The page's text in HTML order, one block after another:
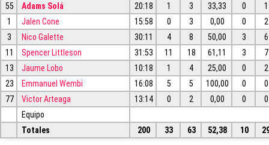
55
Adams Solá 20:18 1 3 33,33 0
1
1
Jalen Cone 15:58 0 3 0,00 0
2
3
Nico Galette 30:11 4 8 50,00 3
6
11
Spencer Littleson 31:53 11 18 61,11 3
7
13
Jaume Lobo 10:18 1 4 25,00 0
2
23
Emmanuel Wembi 16:08 5 5 100,00 0
0
77
Victor Arteaga 13:14 0 2 0,00 0
0
Equipo
Totales
200 33 63 52,38 10